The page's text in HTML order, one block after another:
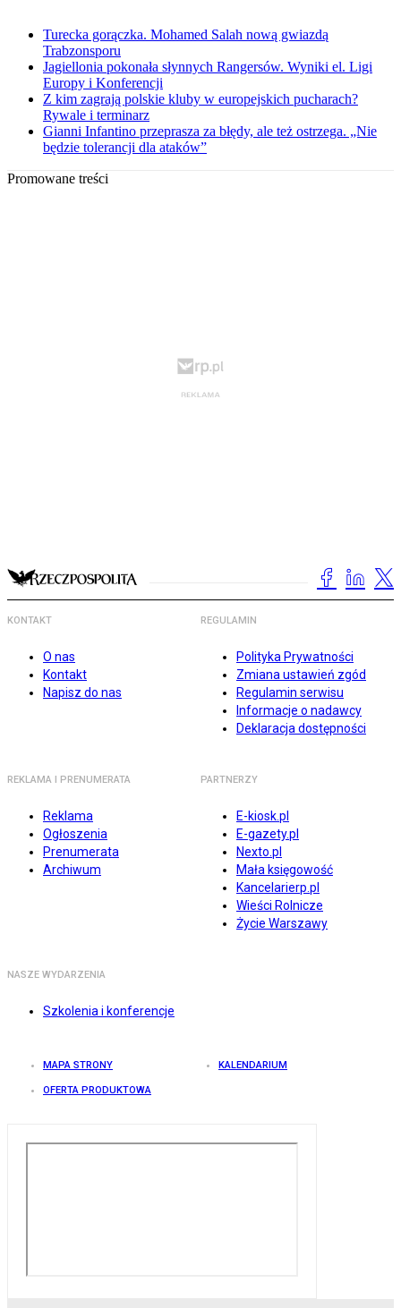
Turecka gorączka. Mohamed Salah nową gwiazdą
Trabzonsporu
Jagiellonia pokonała słynnych Rangersów. Wyniki el. Ligi
Europy i Konferencji
Z kim zagrają polskie kluby w europejskich pucharach?
Rywale i terminarz
Gianni Infantino przeprasza za błędy, ale też ostrzega. „Nie
będzie tolerancji dla ataków”
Promowane treści
KONTAKT
O nas
Kontakt
Napisz do nas
REGULAMIN
Polityka Prywatności
Zmiana ustawień zgód
Regulamin serwisu
Informacje o nadawcy
Deklaracja dostępności
REKLAMA I PRENUMERATA
Reklama
Ogłoszenia
Prenumerata
Archiwum
PARTNERZY
E-kiosk.pl
E-gazety.pl
Nexto.pl
Mała księgowość
Kancelarierp.pl
Wieści Rolnicze
Życie Warszawy
NASZE WYDARZENIA
Szkolenia i konferencje
MAPA STRONY KALENDARIUM
OFERTA PRODUKTOWA